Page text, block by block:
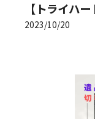
【トライハ
2023/10/20